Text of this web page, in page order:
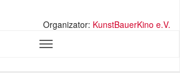
Organizator: KunstBauerKino e.V.